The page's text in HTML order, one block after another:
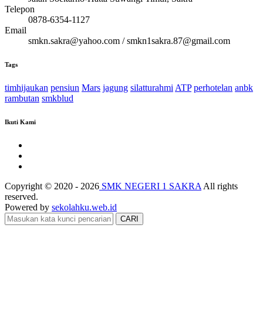
Telepon
0878-6354-1127
Email
smkn.sakra@yahoo.com / smkn1sakra.87@gmail.com
Tags
timhijaukan pensiun Mars jagung silatturahmi ATP perhotelan anbk
rambutan smkblud
Ikuti Kami
Copyright © 2020 - 2026 SMK NEGERI 1 SAKRA All rights
reserved.
Powered by sekolahku.web.id
CARI